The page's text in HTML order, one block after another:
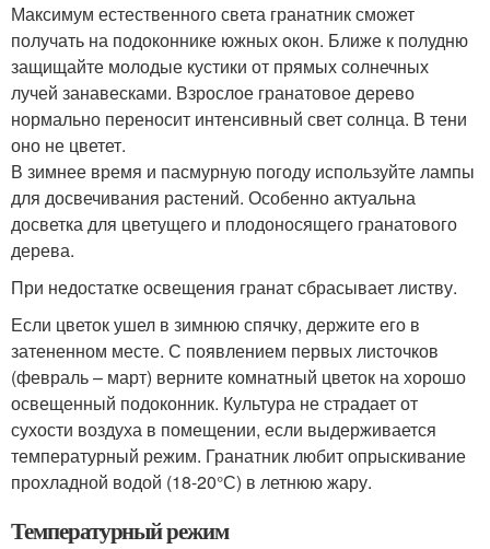
Максимум естественного света гранатник сможет
получать на подоконнике южных окон. Ближе к полудню
защищайте молодые кустики от прямых солнечных
лучей занавесками. Взрослое гранатовое дерево
нормально переносит интенсивный свет солнца. В тени
оно не цветет.
В зимнее время и пасмурную погоду используйте лампы
для досвечивания растений. Особенно актуальна
досветка для цветущего и плодоносящего гранатового
дерева.
При недостатке освещения гранат сбрасывает листву.
Если цветок ушел в зимнюю спячку, держите его в
затененном месте. С появлением первых листочков
(февраль – март) верните комнатный цветок на хорошо
освещенный подоконник. Культура не страдает от
сухости воздуха в помещении, если выдерживается
температурный режим. Гранатник любит опрыскивание
прохладной водой (18-20°С) в летнюю жару.
Температурный режим